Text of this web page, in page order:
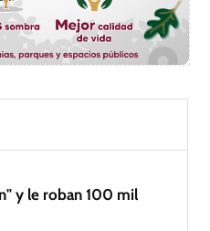
y le roban 100 mil